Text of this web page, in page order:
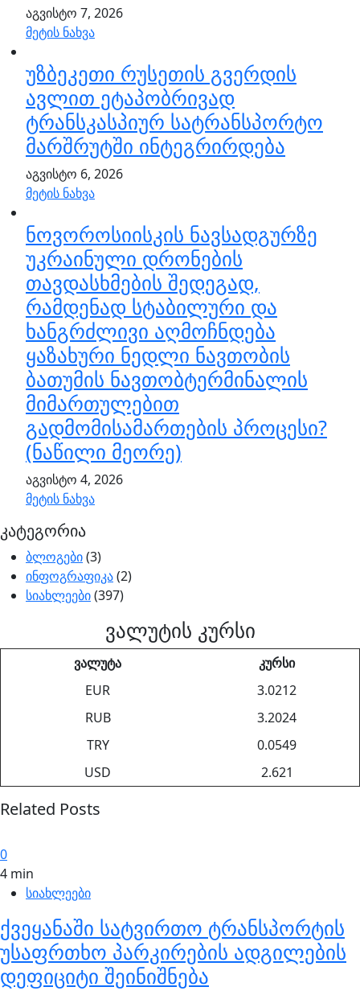
აგვისტო 7, 2026
მეტის ნახვა
უზბეკეთი რუსეთის გვერდის
ავლით ეტაპობრივად
ტრანსკასპიურ სატრანსპორტო
მარშრუტში ინტეგრირდება
აგვისტო 6, 2026
მეტის ნახვა
ნოვოროსიისკის ნავსადგურზე
უკრაინული დრონების
თავდასხმების შედეგად,
რამდენად სტაბილური და
ხანგრძლივი აღმოჩნდება
ყაზახური ნედლი ნავთობის
ბათუმის ნავთობტერმინალის
მიმართულებით
გადმომისამართების პროცესი?
(ნაწილი მეორე)
აგვისტო 4, 2026
მეტის ნახვა
კატეგორია
ბლოგები(3)
ინფოგრაფიკა(2)
სიახლეები(397)
ვალუტის კურსი
ვალუტა
კურსი
EUR
3.0212
RUB
3.2024
TRY
0.0549
USD
2.621
Related Posts
0
4 min
სიახლეები
ქვეყანაში სატვირთო ტრანსპორტის
უსაფრთხო პარკირების ადგილების
დეფიციტი შეინიშნება